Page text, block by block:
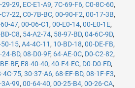
29-29, EC-E1-A9, 7C-69-F6, C0-8C-60,
C7-22, C0-7B-BC, 00-90-F2, 00-17-3B,
47, 00-06-C1 , 00-E0-14, 00-E0-1E,
C8, 54-A2-74, 58-97-BD, 04-6C-9D,
50-15, A4-4C-11 , 10-BD-18, 00-DE-FB,
24-BD, 08-D0-9F, 64-AE-0C, D0-C2-82,
BF, E8-40-40, 40-F4-EC, D0-D0-FD,
4C-75, 30-37-A6, 68-EF-BD, 08-1F-F3,
99, 00-64-40, 00-25-B4, 00-26-CA,